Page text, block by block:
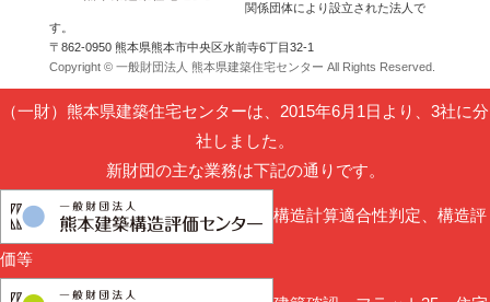
関係団体により設立された法人で
す。
〒862-0950 熊本県熊本市中央区水前寺6丁目32-1
Copyright © 一般財団法人 熊本県建築住宅センター All Rights Reserved.
（一財）熊本県建築住宅センターは、2015年6月1日より、3社に分
社しました。
新財団の主な業務は下記の通りです。
構造計算適合性判定、構造評
価等